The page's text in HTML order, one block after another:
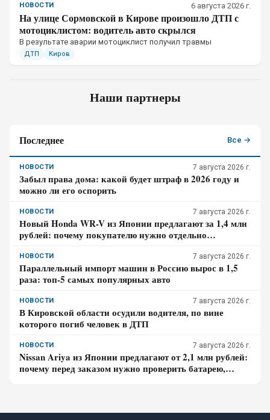
НОВОСТИ 6 августа 2026 г.
На улице Сормовской в Кирове произошло ДТП с
мотоциклистом: водитель авто скрылся
В результате аварии мотоциклист получил травмы
ДТП Киров
Наши партнеры
Последнее Все →
НОВОСТИ 7 августа 2026 г.
Забыл права дома: какой будет штраф в 2026 году и
можно ли его оспорить
НОВОСТИ 7 августа 2026 г.
Новый Honda WR-V из Японии предлагают за 1,4 млн
рублей: почему покупателю нужно отдельно
НОВОСТИ 7 августа 2026 г.
Параллельный импорт машин в Россию вырос в 1,5
раза: топ-5 самых популярных авто
НОВОСТИ 7 августа 2026 г.
В Кировской области осудили водителя, по вине
которого погиб человек в ДТП
НОВОСТИ 7 августа 2026 г.
Nissan Ariya из Японии предлагают от 2,1 млн рублей:
почему перед заказом нужно проверить батарею,